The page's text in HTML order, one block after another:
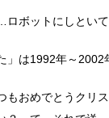
ボットにしといて
」は1992年～2002
もおめでとうクリ